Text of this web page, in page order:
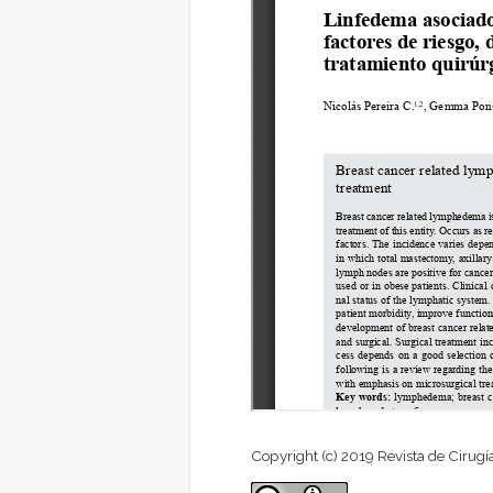
Copyright (c) 2019 Revista de